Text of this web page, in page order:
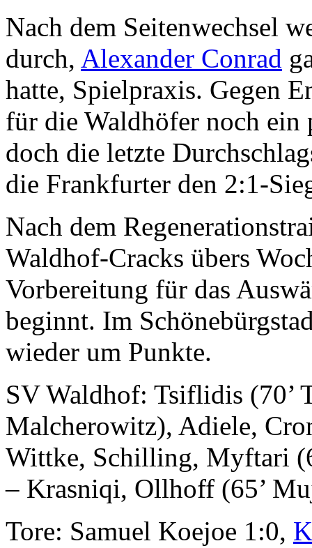
Nach dem Seitenwechsel
durch, Alexander Conrad
hatte, Spielpraxis. Gegen
für die Waldhöfer noch ein
doch die letzte
die Frankfurter den 2:1-
Nach dem
Waldhof-Cracks übers
Vorbereitung für das
beginnt. Im
wieder um Punkte.
SV Waldhof: Tsiflidis (70’
Malcherowitz), Adiele,
Wittke, Schilling, Myftari
– Krasniqi, Ollhoff (65’
Tore: Samuel Koejoe 1:0,